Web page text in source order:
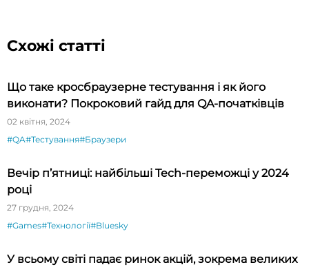
Схожі статті
Що таке кросбраузерне тестування і як його
виконати? Покроковий гайд для QA-початківців
02 квітня, 2024
#QA#Тестування#Браузери
Вечір п’ятниці: найбільші Tech-переможці у 2024
році
27 грудня, 2024
#Games#Технології#Bluesky
У всьому світі падає ринок акцій, зокрема великих